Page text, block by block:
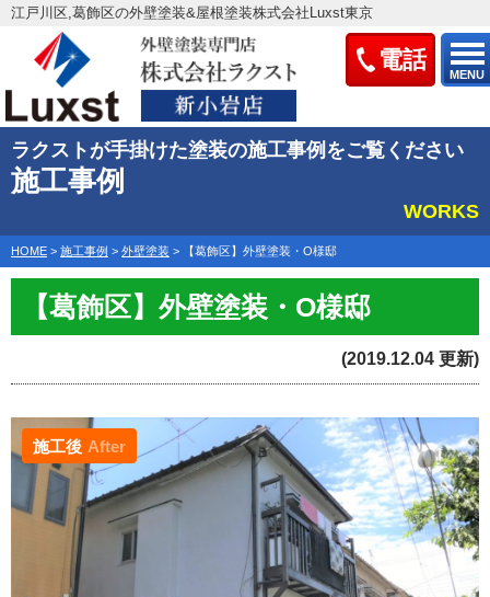
電話
MENU
江戸川区,葛飾区の外壁塗装&屋根塗装株式会社Luxst東京
ラクストが手掛けた塗装の施工事例をご覧ください
施工事例
WORKS
HOME > 施工事例 > 外壁塗装 > 【葛飾区】外壁塗装・O様邸
【葛飾区】外壁塗装・O様邸
(2019.12.04 更新)
施工後 After